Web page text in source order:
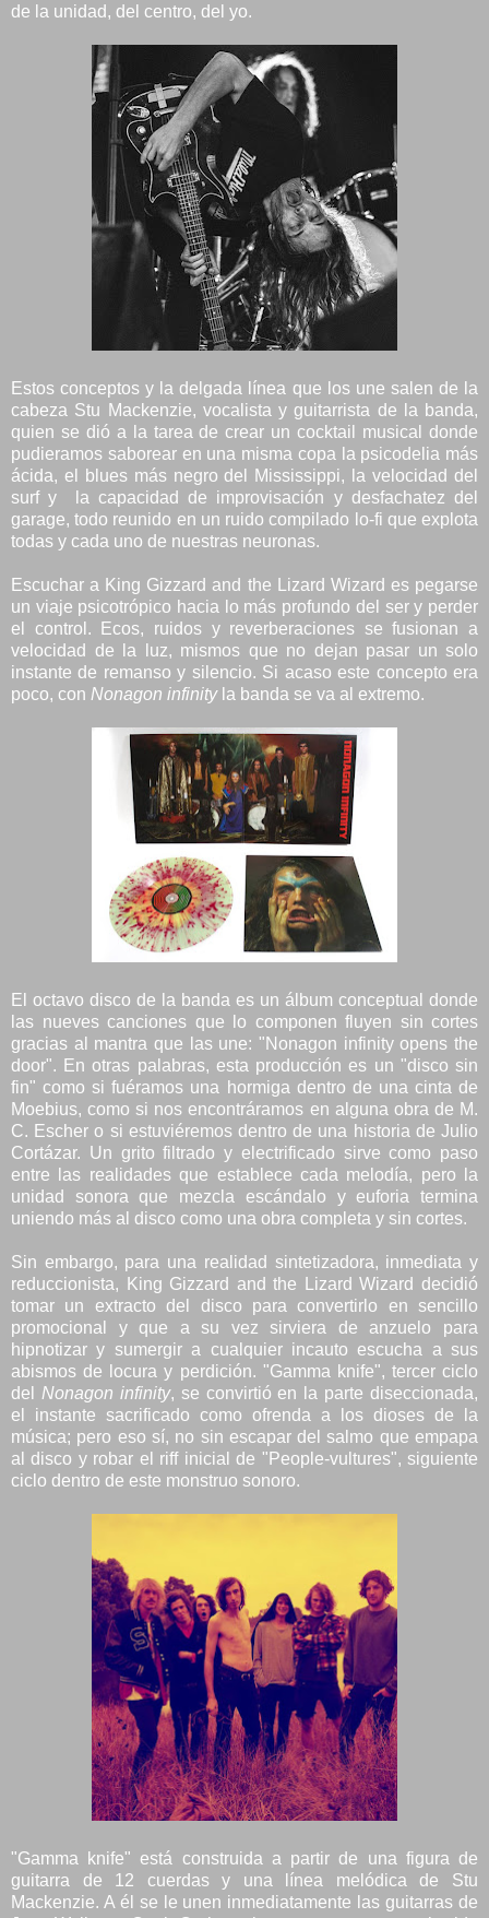
de la unidad, del centro, del yo.
Estos conceptos y la delgada línea que los une salen de la
cabeza Stu Mackenzie, vocalista y guitarrista de la banda,
quien se dió a la tarea de crear un cocktail musical donde
pudieramos saborear en una misma copa la psicodelia más
ácida, el blues más negro del Mississippi, la velocidad del
surf y la capacidad de improvisación y desfachatez del
garage, todo reunido en un ruido compilado lo-fi que explota
todas y cada uno de nuestras neuronas.
Escuchar a King Gizzard and the Lizard Wizard es pegarse
un viaje psicotrópico hacia lo más profundo del ser y perder
el control. Ecos, ruidos y reverberaciones se fusionan a
velocidad de la luz, mismos que no dejan pasar un solo
instante de remanso y silencio. Si acaso este concepto era
poco, con Nonagon infinity la banda se va al extremo.
El octavo disco de la banda es un álbum conceptual donde
las nueves canciones que lo componen fluyen sin cortes
gracias al mantra que las une: "Nonagon infinity opens the
door". En otras palabras, esta producción es un "disco sin
fin" como si fuéramos una hormiga dentro de una cinta de
Moebius, como si nos encontráramos en alguna obra de M.
C. Escher o si estuviéremos dentro de una historia de Julio
Cortázar. Un grito filtrado y electrificado sirve como paso
entre las realidades que establece cada melodía, pero la
unidad sonora que mezcla escándalo y euforia termina
uniendo más al disco como una obra completa y sin cortes.
Sin embargo, para una realidad sintetizadora, inmediata y
reduccionista, King Gizzard and the Lizard Wizard decidió
tomar un extracto del disco para convertirlo en sencillo
promocional y que a su vez sirviera de anzuelo para
hipnotizar y sumergir a cualquier incauto escucha a sus
abismos de locura y perdición. "Gamma knife", tercer ciclo
del Nonagon infinity, se convirtió en la parte diseccionada,
el instante sacrificado como ofrenda a los dioses de la
música; pero eso sí, no sin escapar del salmo que empapa
al disco y robar el riff inicial de "People-vultures", siguiente
ciclo dentro de este monstruo sonoro.
"Gamma knife" está construida a partir de una figura de
guitarra de 12 cuerdas y una línea melódica de Stu
Mackenzie. A él se le unen inmediatamente las guitarras de